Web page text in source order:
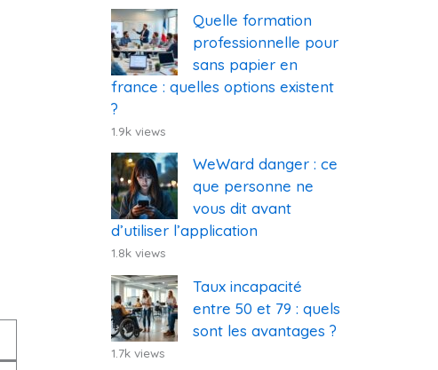
Quelle formation
professionnelle pour
sans papier en
france : quelles options existent
?
1.9k views
WeWard danger : ce
que personne ne
vous dit avant
d’utiliser l’application
1.8k views
Taux incapacité
entre 50 et 79 : quels
sont les avantages ?
1.7k views